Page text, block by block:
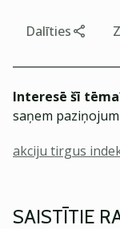
Dalīties
Interesē šī
saņem
akciju tirgus
SAISTĪTIE